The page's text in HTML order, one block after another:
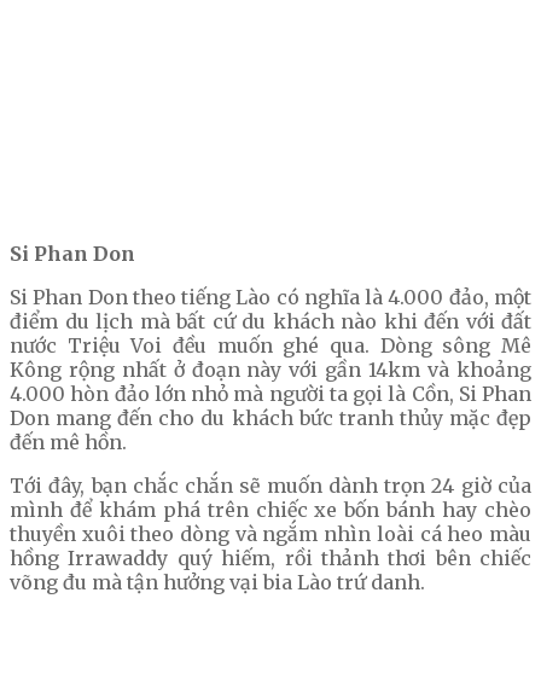
Si Phan Don
Si Phan Don theo tiếng Lào có nghĩa là 4.000 đảo, một
điểm du lịch mà bất cứ du khách nào khi đến với đất
nước Triệu Voi đều muốn ghé qua. Dòng sông Mê
Kông rộng nhất ở đoạn này với gần 14km và khoảng
4.000 hòn đảo lớn nhỏ mà người ta gọi là Cồn, Si Phan
Don mang đến cho du khách bức tranh thủy mặc đẹp
đến mê hồn.
Tới đây, bạn chắc chắn sẽ muốn dành trọn 24 giờ của
mình để khám phá trên chiếc xe bốn bánh hay chèo
thuyền xuôi theo dòng và ngắm nhìn loài cá heo màu
hồng Irrawaddy quý hiếm, rồi thảnh thơi bên chiếc
võng đu mà tận hưởng vại bia Lào trứ danh.